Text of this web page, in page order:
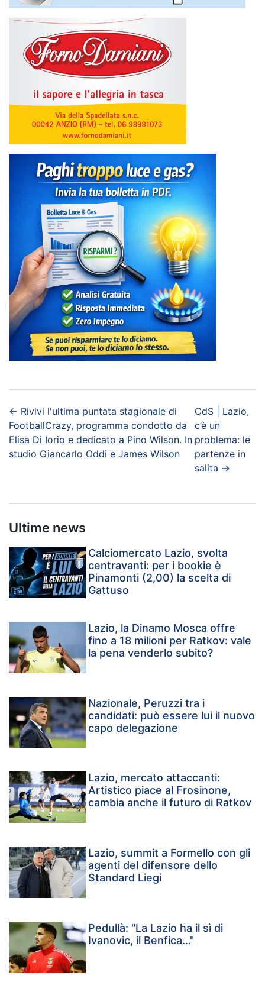
← Rivivi l'ultima puntata stagionale di
FootballCrazy, programma condotto da
Elisa Di Iorio e dedicato a Pino Wilson. In
studio Giancarlo Oddi e James Wilson
CdS | Lazio,
c’è un
problema: le
partenze in
salita →
Ultime news
Calciomercato Lazio, svolta
centravanti: per i bookie è
Pinamonti (2,00) la scelta di
Gattuso
Lazio, la Dinamo Mosca offre
fino a 18 milioni per Ratkov: vale
la pena venderlo subito?
Nazionale, Peruzzi tra i
candidati: può essere lui il nuovo
capo delegazione
Lazio, mercato attaccanti:
Artistico piace al Frosinone,
cambia anche il futuro di Ratkov
Lazio, summit a Formello con gli
agenti del difensore dello
Standard Liegi
Pedullà: "La Lazio ha il sì di
Ivanovic, il Benfica…"